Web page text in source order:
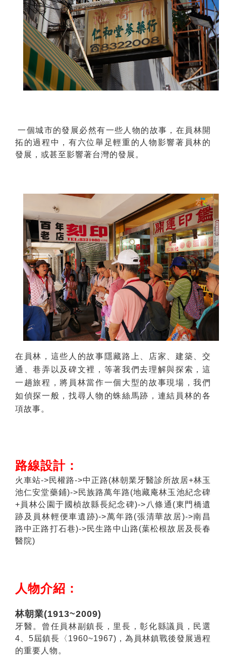
一個城市的發展必然有一些人物的故事，在員林開
拓的過程中，有六位舉足輕重的人物影響著員林的
發展，或甚至影響著台灣的發展。
在員林，這些人的故事隱藏路上、店家、建築、交
通、巷弄以及碑文裡，等著我們去理解與探索，這
一趟旅程，將員林當作一個大型的故事現場，我們
如偵探一般，找尋人物的蛛絲馬跡，連結員林的各
項故事。
路線設計：
火車站->民權路->中正路(林朝業牙醫診所故居+林玉
池仁安堂藥鋪)->民族路萬年路(地藏庵林玉池紀念碑
+員林公園于國楨故縣長紀念碑)->八條通(東門橋遺
跡及員林輕便車遺跡)->萬年路(張清華故居)->南昌
路中正路打石巷)->民生路中山路(葉松根故居及長春
醫院)
人物介紹：
林朝業(1913~2009)
牙醫。曾任員林副鎮長，里長，彰化縣議員，民選
4
5屆鎮長〈1960~1967)，為員林鎮戰後發展過程
的重要人物。